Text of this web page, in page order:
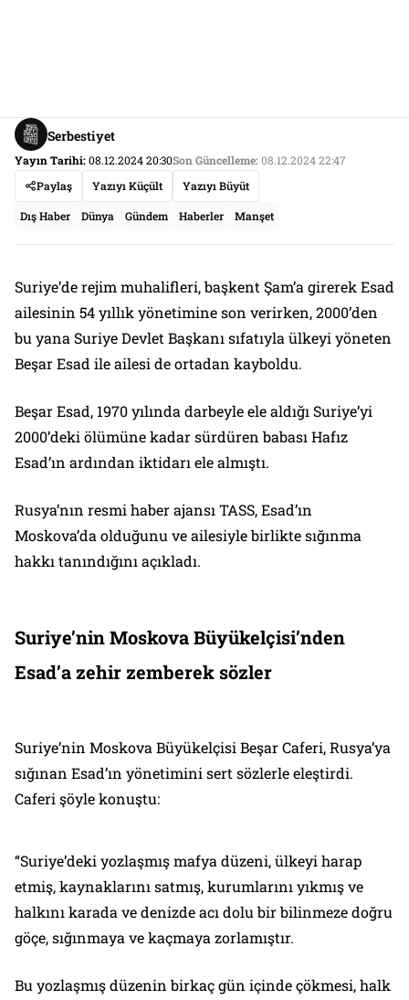
Serbestiyet
Yayın Tarihi:08.12.2024 20:30Son Güncelleme:08.12.2024 22:47
Paylaş
Yazıyı Küçült Yazıyı Büyüt
Dış Haber Dünya Gündem Haberler Manşet
Suriye’de rejim muhalifleri, başkent Şam’a girerek Esad
ailesinin 54 yıllık yönetimine son verirken, 2000’den
bu yana Suriye Devlet Başkanı sıfatıyla ülkeyi yöneten
Beşar Esad ile ailesi de ortadan kayboldu.
Beşar Esad, 1970 yılında darbeyle ele aldığı Suriye’yi
2000’deki ölümüne kadar sürdüren babası Hafız
Esad’ın ardından iktidarı ele almıştı.
Rusya’nın resmi haber ajansı TASS, Esad’ın
Moskova’da olduğunu ve ailesiyle birlikte sığınma
hakkı tanındığını açıkladı.
Suriye’nin Moskova Büyükelçisi’nden
Esad’a zehir zemberek sözler
Suriye’nin Moskova Büyükelçisi Beşar Caferi, Rusya’ya
sığınan Esad’ın yönetimini sert sözlerle eleştirdi.
Caferi şöyle konuştu:
“Suriye’deki yozlaşmış mafya düzeni, ülkeyi harap
etmiş, kaynaklarını satmış, kurumlarını yıkmış ve
halkını karada ve denizde acı dolu bir bilinmeze doğru
göçe, sığınmaya ve kaçmaya zorlamıştır.
Bu yozlaşmış düzenin birkaç gün içinde çökmesi, halk